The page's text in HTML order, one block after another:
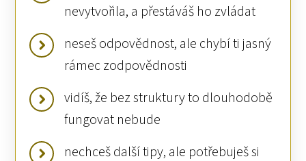
nevytvořila, a přestáváš ho zvládat
neseš odpovědnost, ale chybí ti jasný
rámec zodpovědnosti
vidíš, že bez struktury to dlouhodobě
fungovat nebude
nechceš další tipy, ale potřebuješ si